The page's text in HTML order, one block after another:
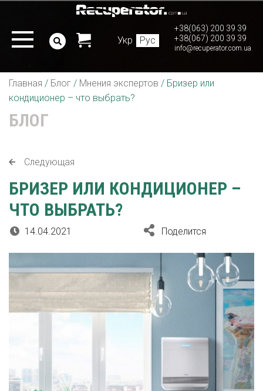
Укр Рус
+38(063) 200 39 39
+38(067) 200 39 39
info@recuperator.com.ua
Главная / Блог / Мнения экспертов / Бризер или
кондиционер – что выбрать?
БЛОГ
Следующая
БРИЗЕР ИЛИ КОНДИЦИОНЕР –
ЧТО ВЫБРАТЬ?
14.04.2021 Поделится